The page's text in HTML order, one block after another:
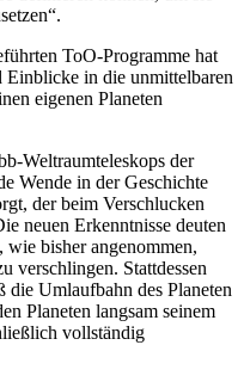
ToO-Programme hat
Einblicke in die unmittelbaren
eigenen Planeten
Weltraumteleskops der
Wende in der Geschichte
der beim Verschlucken
neuen Erkenntnisse deuten
bisher angenommen,
verschlingen. Stattdessen
die Umlaufbahn des Planeten
Planeten langsam seinem
vollständig